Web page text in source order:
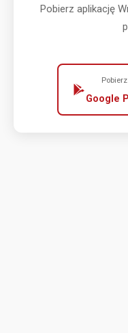
Pobierz aplikację
Pobierz
Google